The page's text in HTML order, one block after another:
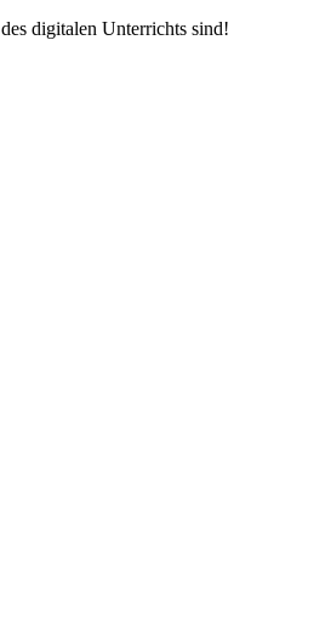
digitalen Unterrichts sind!